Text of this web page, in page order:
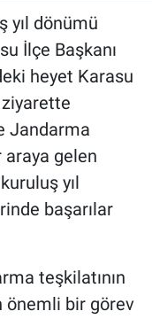
yıl dönümü
İlçe Başkanı
heyet Karasu
ziyarette
Jandarma
araya gelen
yıl
başarılar
teşkilatının
önemli bir görev